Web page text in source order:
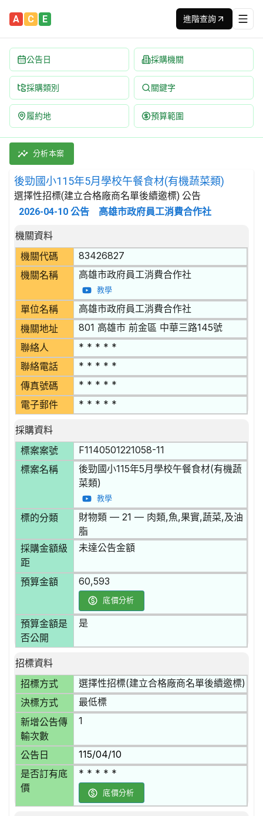
A C E 進階查詢
公告日 採購機關
採購類別 關鍵字
履約地 預算範圍
後勁國小115年5月學校午餐食材(有機蔬菜類) 招標公告 | 案
採購類別：財物類 肉類,魚,果實,蔬菜,及油脂 | 招標方式：
分析本案
後勁國小115年5月學校午餐食材(有機蔬菜類)
選擇性招標(建立合格廠商名單後續邀標) 公告
2026-04-10 公告 高雄市政府員工消費合作社
招標公告詳細內容
機關資料
機關代碼
83426827
機關名稱 高雄市政府員工消費合作社
教學
單位名稱 高雄市政府員工消費合作社
機關地址 801 高雄市 前金區 中華三路145號
聯絡人 * * * * *
聯絡電話 * * * * *
傳真號碼 * * * * *
電子郵件 * * * * *
採購資料
標案案號
F1140501221058-11
標案名稱
後勁國小115年5月學校午餐食材(有機蔬
菜類)
教學
標的分類
財物類 — 21 — 肉類,魚,果實,蔬菜,及油
脂
採購金額級
距
未達公告金額
預算金額 60,593
底價分析
預算金額是
否公開
是
招標資料
招標方式
選擇性招標(建立合格廠商名單後續邀標)
決標方式 最低標
新增公告傳
輸次數
1
公告日 115/04/10
是否訂有底
價
* * * * *
底價分析